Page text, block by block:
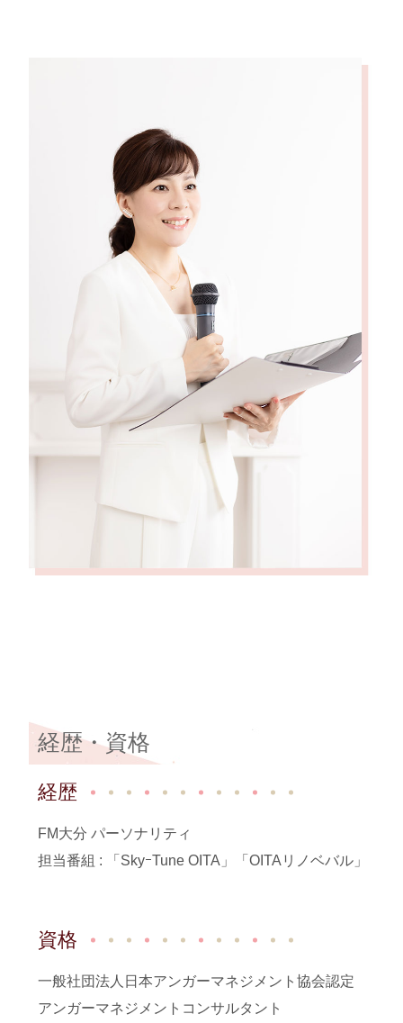
経歴・資格
経歴
FM大分 パーソナリティ
担当番組 : 「SkyｰTune OITA」「OITAリノベバル」
資格
一般社団法人日本アンガーマネジメント協会認定
アンガーマネジメントコンサルタント